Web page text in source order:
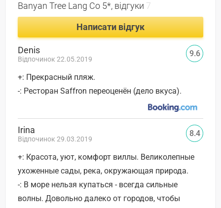
Banyan Tree Lang Co 5*, відгуки 7
Написати відгук
Denis
Відпочинок 22.05.2019
+: Прекрасный пляж.
-: Ресторан Saffron переоценён (дело вкуса).
9.6
Irina
Відпочинок 29.03.2019
+: Красота, уют, комфорт виллы. Великолепные
ухоженные сады, река, окружающая природа.
-: В море нельзя купаться - всегда сильные
волны. Довольно далеко от городов, чтобы
8.4